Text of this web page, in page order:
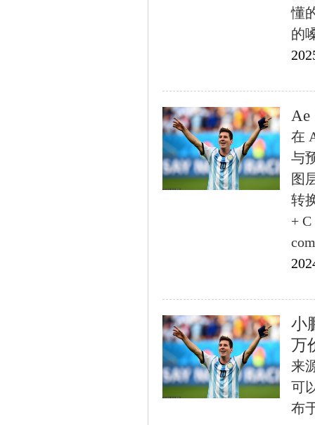
懂
的
Ae
在
与
图
转
+
小
万
来
可
布